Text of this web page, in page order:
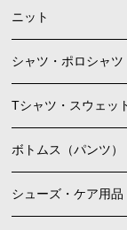
ニット
シャツ・ポロシャツ
Tシャツ・スウェッ
ボトムス（パンツ）
シューズ・ケア用品